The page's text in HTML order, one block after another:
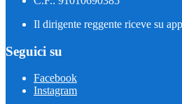
Il dirigente reggente riceve su
Seguici su
Facebook
Instagram